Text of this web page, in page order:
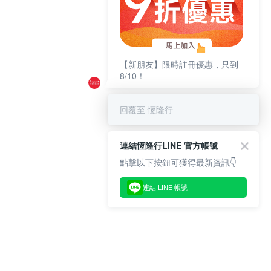
【新朋友】限時註冊優惠，只到
8/10！
回覆至 恆隆行
連結恆隆行LINE 官方帳號
點擊以下按鈕可獲得最新資訊👇
連結 LINE 帳號